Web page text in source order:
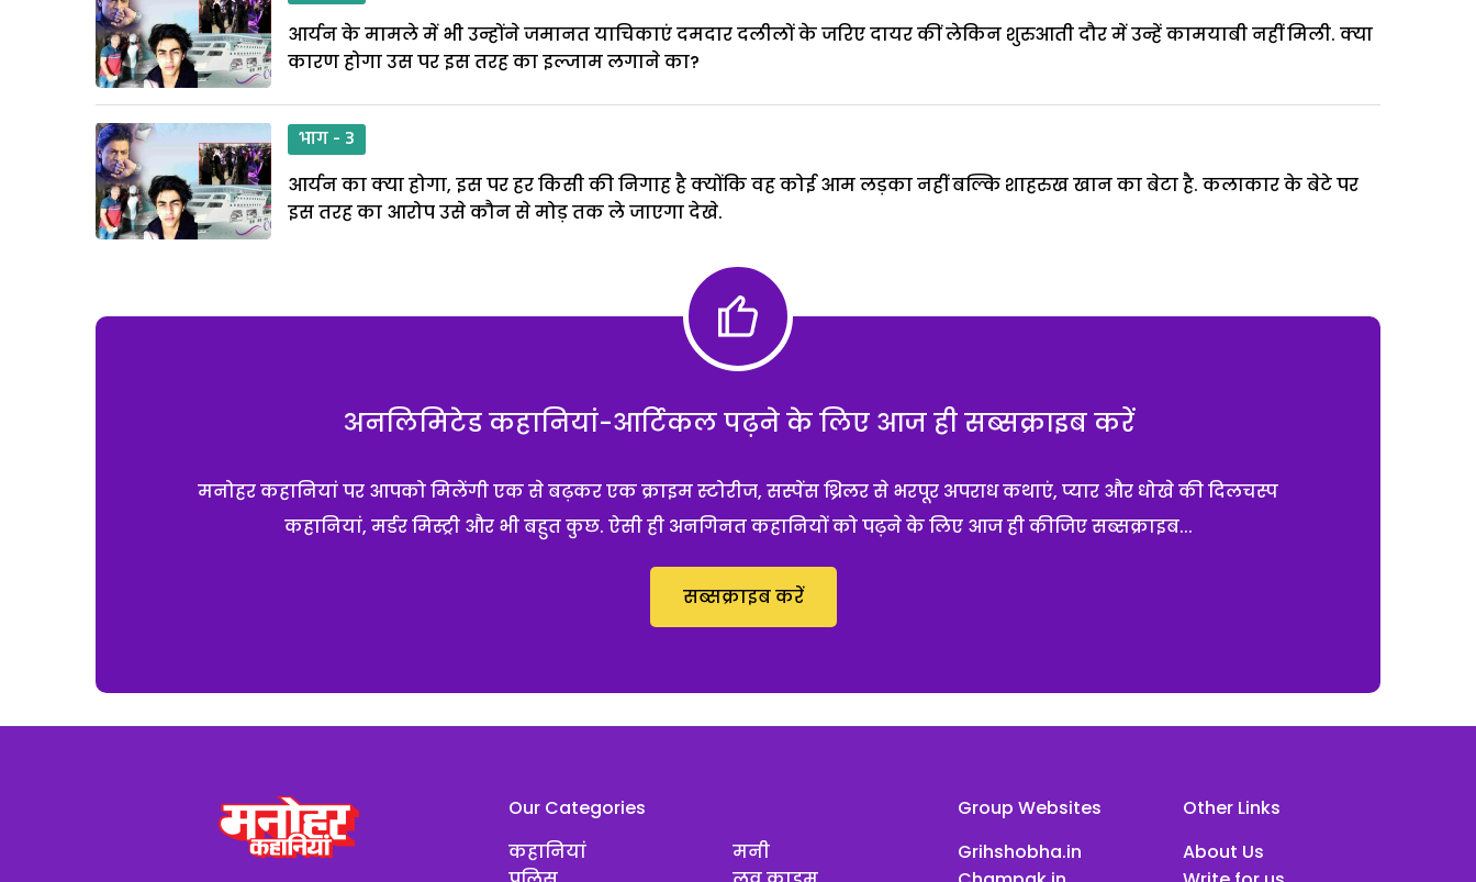
आर्यन के मामले में भी उन्होंने जमानत याचिकाएं दमदार दलीलों के जरिए दायर कीं लेकिन शुरुआती दौर में उन्हें कामयाबी नहीं मिली. क्या
कारण होगा उस पर इस तरह का इल्जाम लगाने का?
भाग - 3
आर्यन का क्या होगा, इस पर हर किसी की निगाह है क्योंकि वह कोई आम लड़का नहीं बल्कि शाहरुख खान का बेटा है. कलाकार के बेटे पर
इस तरह का आरोप उसे कौन से मोड़ तक ले जाएगा देखे.
अनलिमिटेड कहानियां-आर्टिकल पढ़ने के लिए आज ही सब्सक्राइब करें
मनोहर कहानियां पर आपको मिलेंगी एक से बढ़कर एक क्राइम स्टोरीज, सस्पेंस थ्रिलर से भरपूर अपराध कथाएं, प्यार और धोखे की दिलचस्प
कहानियां, मर्डर मिस्ट्री और भी बहुत कुछ. ऐसी ही अनगिनत कहानियों को पढ़ने के लिए आज ही कीजिए सब्सक्राइब...
सब्सक्राइब करें
Our Categories
कहानियां
मनी
Group Websites
Grihshobha.in
Other Links
About Us